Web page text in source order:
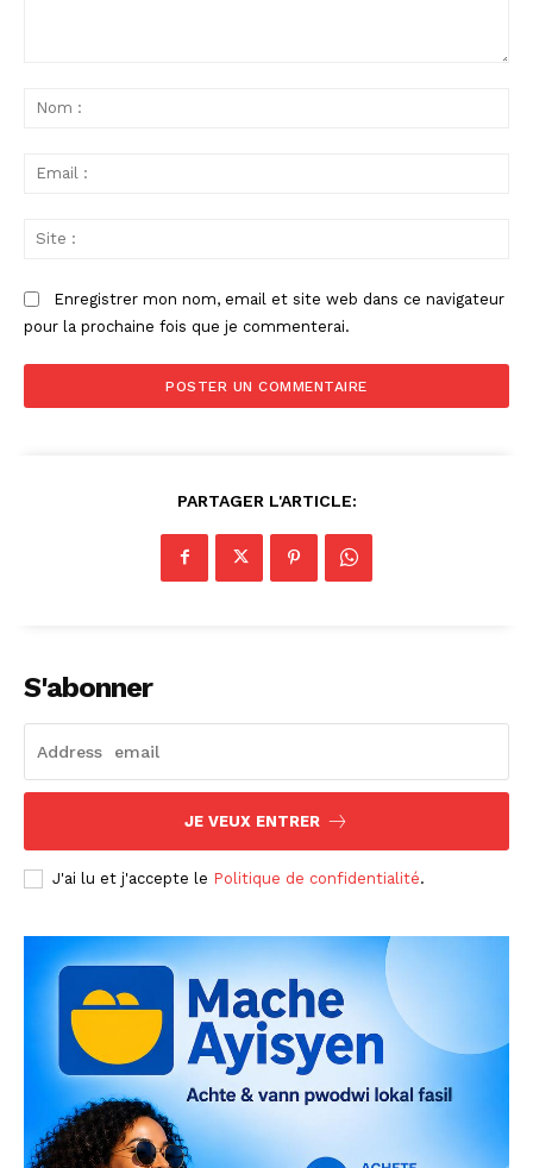
Enregistrer mon nom, email et site web dans ce navigateur
pour la prochaine fois que je commenterai.
PARTAGER L'ARTICLE:
S'abonner
JE VEUX ENTRER
J'ai lu et j'accepte le Politique de confidentialité.